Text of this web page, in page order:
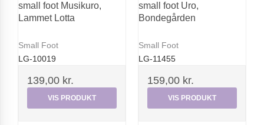
small foot Musikuro,
Lammet Lotta
Small Foot
LG-10019
139,00 kr.
VIS PRODUKT
small foot Uro,
Bondegården
Small Foot
LG-11455
159,00 kr.
VIS PRODUKT